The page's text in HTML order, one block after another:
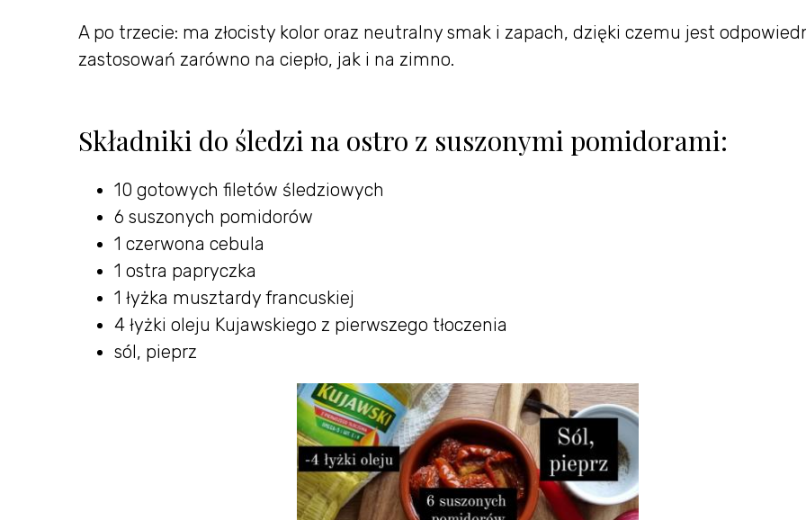
A po trzecie: ma złocisty kolor oraz neutralny smak i zapach, dzięki czemu jest
zastosowań zarówno na ciepło, jak i na zimno.
Składniki do śledzi na ostro z suszonymi pomidorami:
10 gotowych filetów śledziowych
6 suszonych pomidorów
1 czerwona cebula
1 ostra papryczka
1 łyżka musztardy francuskiej
4 łyżki oleju Kujawskiego z pierwszego tłoczenia
sól, pieprz